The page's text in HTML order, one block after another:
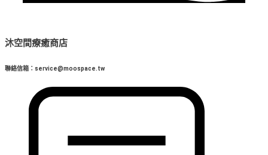
沐空間療癒商店
聯絡信箱：service@moospace.tw